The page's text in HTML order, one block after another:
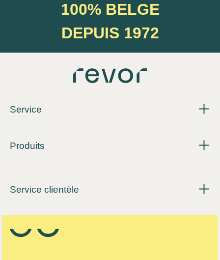
100% BELGE
DEPUIS 1972
Service
Produits
Service clientèle